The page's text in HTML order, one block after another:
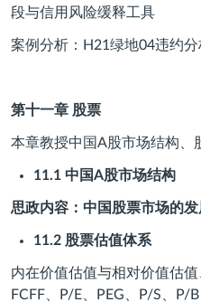
段与信用风险缓释工具
案例分析：H21绿地04违约分
第十一章 股票
本章教授中国A股市场结构、
11.1 中国A股市场结构
思政内容：中国股票市场的
11.2 股票估值体系
内在价值估值与相对价值估
FCFF、P/E、PEG、P/S、P/B